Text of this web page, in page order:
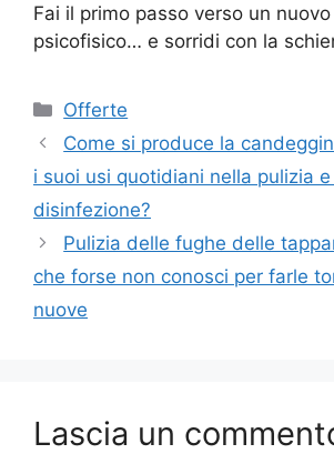
Fai il primo passo verso un
psicofisico… e sorridi con la
Categorie
Offerte
Come si produce la
i suoi usi quotidiani nella pulizia
disinfezione?
Pulizia delle fughe delle
che forse non conosci per farle
nuove
Lascia un